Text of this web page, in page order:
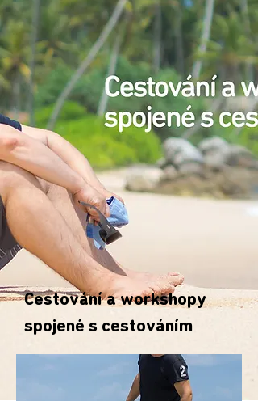
Cestování a workshopy
spojené s cestováním